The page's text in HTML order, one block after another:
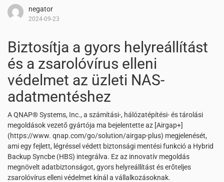
negator
2024-09-23
Biztosítja a gyors helyreállítást
és a zsarolóvírus elleni
védelmet az üzleti NAS-
adatmentéshez
A QNAP® Systems, Inc., a számítási-, hálózatépítési- és tárolási
megoldások vezető gyártója ma bejelentette az [Airgap+]
(https://www. qnap.com/go/solution/airgap-plus) megjelenését,
ami egy fejlett, légréssel védett biztonsági mentési funkció a Hybrid
Backup Syncbe (HBS) integrálva. Ez az innovatív megoldás
megnövelt adatbiztonságot, gyors helyreállítást és erőteljes
zsarolóvírus elleni védelmet kínál a vállalkozásoknak.